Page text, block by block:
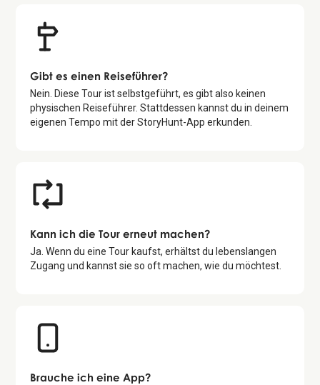
Gibt es einen Reiseführer?
Nein. Diese Tour ist selbstgeführt, es gibt also keinen
physischen Reiseführer. Stattdessen kannst du in deinem
eigenen Tempo mit der StoryHunt-App erkunden.
Kann ich die Tour erneut machen?
Ja. Wenn du eine Tour kaufst, erhältst du lebenslangen
Zugang und kannst sie so oft machen, wie du möchtest.
Brauche ich eine App?